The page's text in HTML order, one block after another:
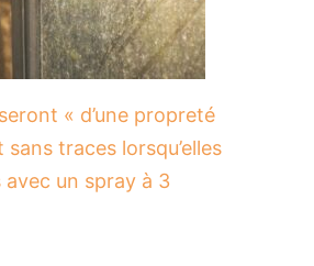
« d’une propreté
traces lorsqu’elles
avec un spray à 3